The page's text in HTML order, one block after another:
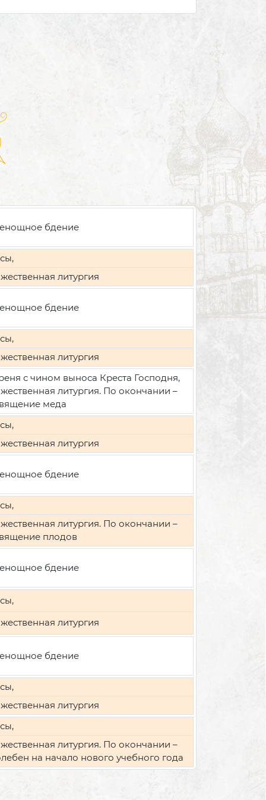
бдение
литургия
бдение
литургия
с чином выноса Креста Господня,
литургия. По окончании –
меда
литургия
бдение
литургия. По окончании –
плодов
бдение
литургия
бдение
литургия
литургия. По окончании –
на начало нового учебного года